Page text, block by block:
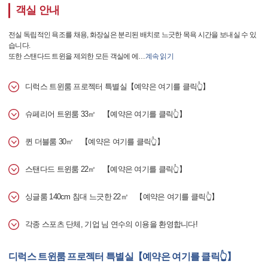
객실 안내
전실 독립적인 욕조를 채용, 화장실은 분리된 배치로 느긋한 목욕 시간을 보내실 수 있
습니다.
또한 스탠다드 트윈을 제외한 모든 객실에 에 …계속 읽기
디럭스 트윈룸 프로젝터 특별실【예약은 여기를 클릭👆】
슈페리어 트윈룸 33㎡ 【예약은 여기를 클릭👆】
퀸 더블룸 30㎡ 【예약은 여기를 클릭👆】
스탠다드 트윈룸 22㎡ 【예약은 여기를 클릭👆】
싱글룸 140cm 침대 느긋한 22㎡ 【예약은 여기를 클릭👆】
각종 스포츠 단체, 기업 님 연수의 이용을 환영합니다!
디럭스 트윈룸 프로젝터 특별실【예약은 여기를 클릭👆】